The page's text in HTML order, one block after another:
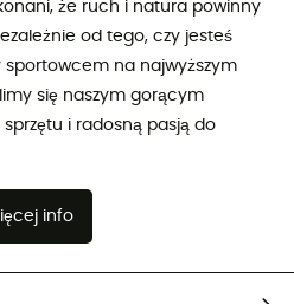
że ruch i natura powinny
od tego, czy jesteś
sportowcem na najwyższym
się naszym gorącym
i radosną pasją do
info